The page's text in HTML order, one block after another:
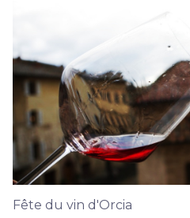
Fête du vin d'Orcia